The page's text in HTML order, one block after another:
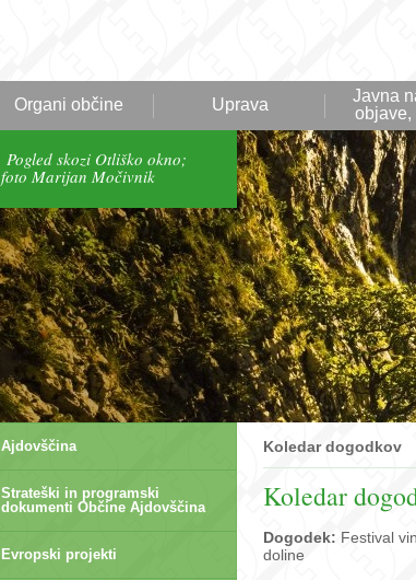
Organi občine Uprava
Javna
objave,
Pogled skozi Otliško okno;
foto Marijan Močivnik
Ajdovščina
Strateški in programski
dokumenti Občine Ajdovščina
Evropski projekti
Koledar dogodkov
Koledar
Dogodek: Festival
doline